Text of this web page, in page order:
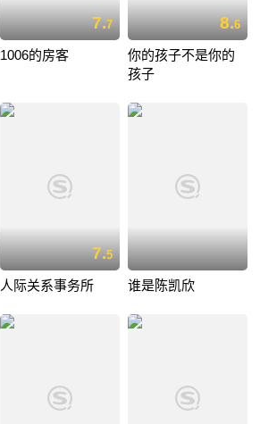
7.7
1006的房客
8.6
你的孩子不是你的
孩子
7.5
人际关系事务所 谁是陈凯欣